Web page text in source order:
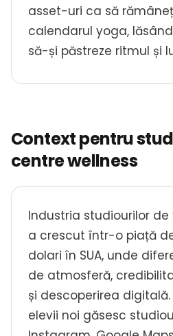
asset-uri ca să
calendarul yoga,
să-și păstreze ritmul și
Context pentru
centre wellness
Industria studiourilor de
a crescut într-o piață
dolari în SUA, unde
de atmosferă,
și descoperirea digitală.
elevii noi găsesc